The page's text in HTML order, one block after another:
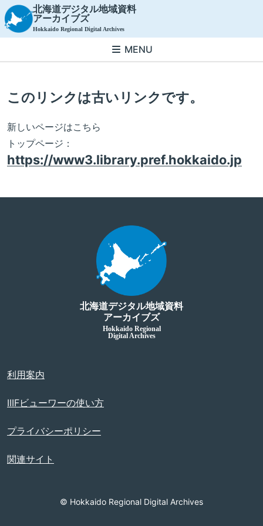
北海道デジタル地域資料
アーカイブズ
Hokkaido Regional Digital Archives
MENU
このリンクは古いリンクです。
新しいページはこちら
トップページ：
https://www3.library.pref.hokkaido.jp
北海道デジタル地域資料
アーカイブズ
Hokkaido Regional
Digital Archives
利用案内
IIIFビューワーの使い方
プライバシーポリシー
関連サイト
© Hokkaido Regional Digital Archives